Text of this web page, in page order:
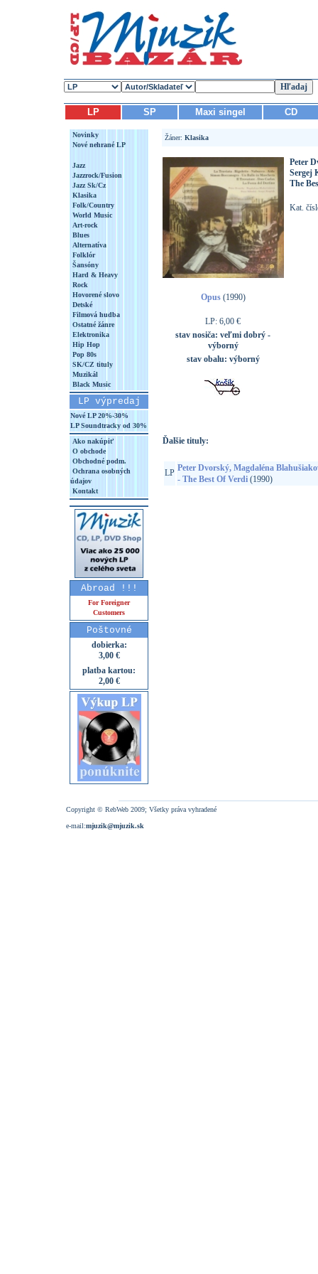
LP SP Maxi singel CD
Novinky
Nové nehrané LP
Jazz
Jazzrock/Fusion
Jazz Sk/Cz
Klasika
Folk/Country
World Music
Art-rock
Blues
Alternatíva
Folklór
Šansóny
Hard & Heavy
Rock
Hovorené slovo
Detské
Filmová hudba
Ostatné žánre
Elektronika
Hip Hop
Pop 80s
SK/CZ tituly
Muzikál
Black Music
LP výpredaj
Nové LP 20%-30%
LP Soundtracky od 30%
Ako nakúpiť
O obchode
Obchodné podm.
Ochrana osobných
údajov
Kontakt
Abroad !!!
For Foreigner
Customers
Poštovné
dobierka:
3,00 €
platba kartou:
2,00 €
Žáner: Klasika
Opus(1990)
LP: 6,00 €
stav nosiča: veľmi dobrý -
výborný
stav obalu: výborný
Peter
Sergej
The
Kat.
Ďalšie tituly:
LP Peter Dvorský, Magdaléna
- The Best Of Verdi(1990)
Copyright © RebWeb 2009; Všetky práva vyhradené
e-mail:mjuzik@mjuzik.sk